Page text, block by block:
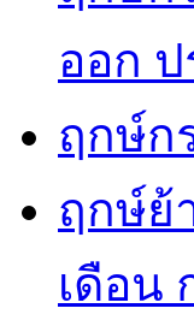
ออก ป
ฤกษ์ก
ฤกษ์ย้
เดือน